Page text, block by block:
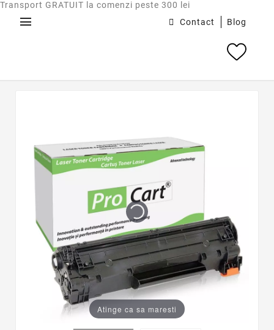
Transport GRATUIT la comenzi peste 300 lei
menu Contact Blog
Atinge ca sa maresti